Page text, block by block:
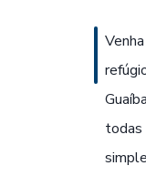
todas